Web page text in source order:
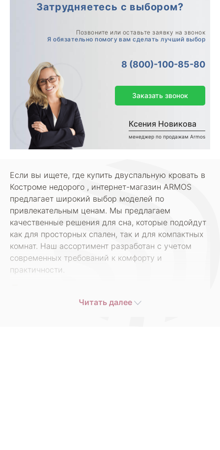
Затрудняетесь с выбором?
Позвоните или оставьте заявку на звонок
Я обязательно помогу вам сделать лучший выбор
8 (800)-100-85-80
Ксения Новикова
менеджер по продажам Armos
Заказать звонок
Если вы ищете, где купить двуспальную кровать в
Костроме недорого , интернет-магазин ARMOS
предлагает широкий выбор моделей по
привлекательным ценам. Мы предлагаем
качественные решения для сна, которые подойдут
как для просторных спален, так и для компактных
комнат. Наш ассортимент разработан с учетом
современных требований к комфорту и
практичности.
здорового снаЧитать далее